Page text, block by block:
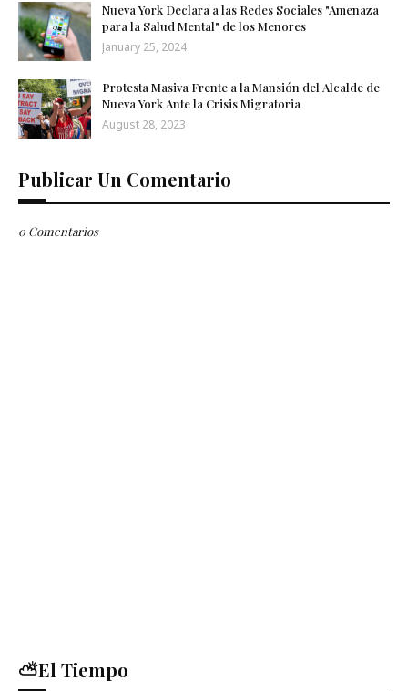
Nueva York Declara a las Redes Sociales "Amenaza
para la Salud Mental" de los Menores
January 25, 2024
Protesta Masiva Frente a la Mansión del Alcalde de
Nueva York Ante la Crisis Migratoria
August 28, 2023
Publicar Un Comentario
0 Comentarios
⛅El Tiempo